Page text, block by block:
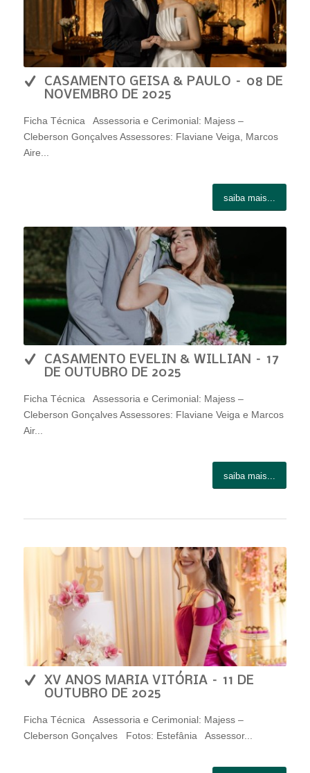
CASAMENTO GEISA & PAULO – 08 DE
NOVEMBRO DE 2025
Ficha Técnica Assessoria e Cerimonial: Majess –
Cleberson Gonçalves Assessores: Flaviane Veiga, Marcos
Aire...
saiba mais...
CASAMENTO EVELIN & WILLIAN – 17
DE OUTUBRO DE 2025
Ficha Técnica Assessoria e Cerimonial: Majess –
Cleberson Gonçalves Assessores: Flaviane Veiga e Marcos
Air...
saiba mais...
XV ANOS MARIA VITÓRIA – 11 DE
OUTUBRO DE 2025
Ficha Técnica Assessoria e Cerimonial: Majess –
Cleberson Gonçalves Fotos: Estefânia Assessor...